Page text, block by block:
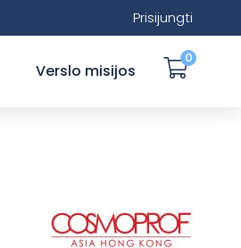
Prisijungti
Verslo misijos
0